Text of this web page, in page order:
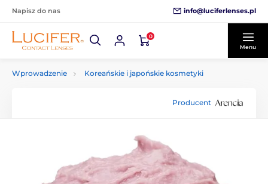
Napisz do nas info@luciferlenses.pl
0
Menu
Wprowadzenie Koreańskie i japońskie kosmetyki
Producent